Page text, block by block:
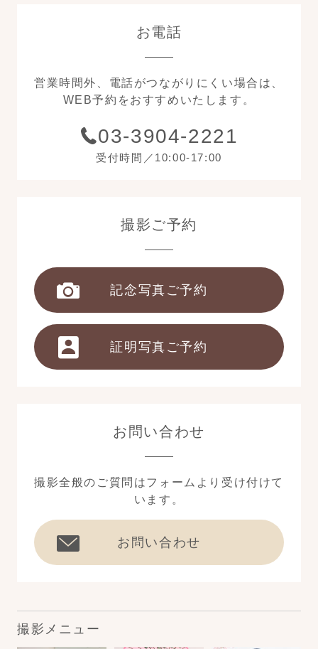
お電話
営業時間外、電話がつながりにくい場合は、
WEB予約をおすすめいたします。
03-3904-2221
受付時間／10:00-17:00
撮影ご予約
記念写真ご予約
証明写真ご予約
お問い合わせ
撮影全般のご質問はフォームより受け付けて
います。
お問い合わせ
撮影メニュー